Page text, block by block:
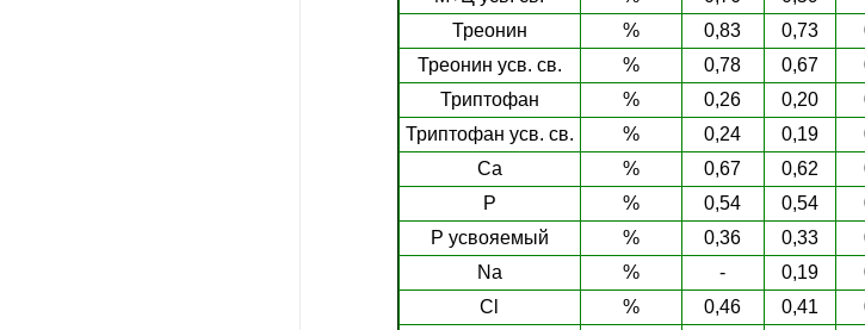
Треонин
% 0,83 0,73
Треонин усв. св.
% 0,78 0,67
Триптофан
% 0,26 0,20
Триптофан усв. св.
% 0,24 0,19
Ca
% 0,67 0,62
P
% 0,54 0,54
P усвояемый
% 0,36 0,33
Na
% - 0,19
Cl
% 0,46 0,41